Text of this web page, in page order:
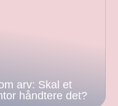
arv: Skal et
håndtere det?